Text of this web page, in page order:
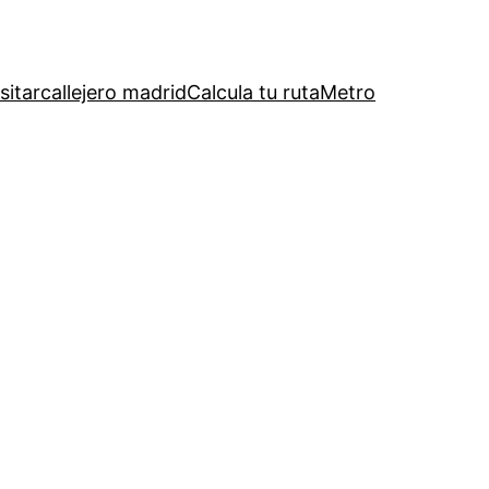
callejero madridCalcula tu rutaMetro